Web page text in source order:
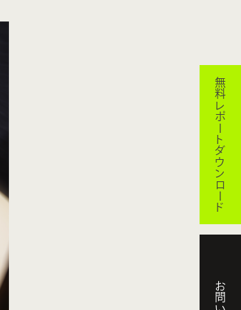
無料レポートダウンロード